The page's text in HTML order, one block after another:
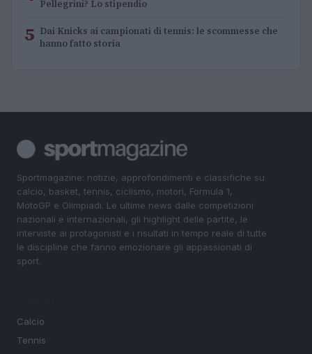
Pellegrini? Lo stipendio
5 Dai Knicks ai campionati di tennis: le scommesse che
hanno fatto storia
Sportmagazine: notizie, approfondimenti e classifiche su
calcio, basket, tennis, ciclismo, motori, Formula 1,
MotoGP e Olimpiadi. Le ultime news dalle competizioni
nazionali e internazionali, gli highlight delle partite, le
interviste ai protagonisti e i risultati in tempo reale di tutte
le discipline che fanno emozionare gli appassionati di
sport.
Calcio
Tennis